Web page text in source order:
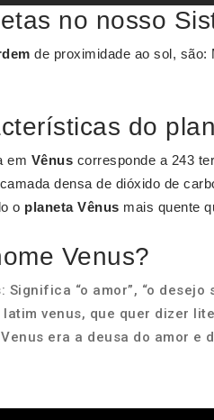
no nosso
de proximidade ao sol, são:
do
em Vênus corresponde a 243
densa de dióxido de
o planeta Vênus mais quente
Venus?
“o amor”, “o desejo
venus, que quer dizer
era a deusa do amor e